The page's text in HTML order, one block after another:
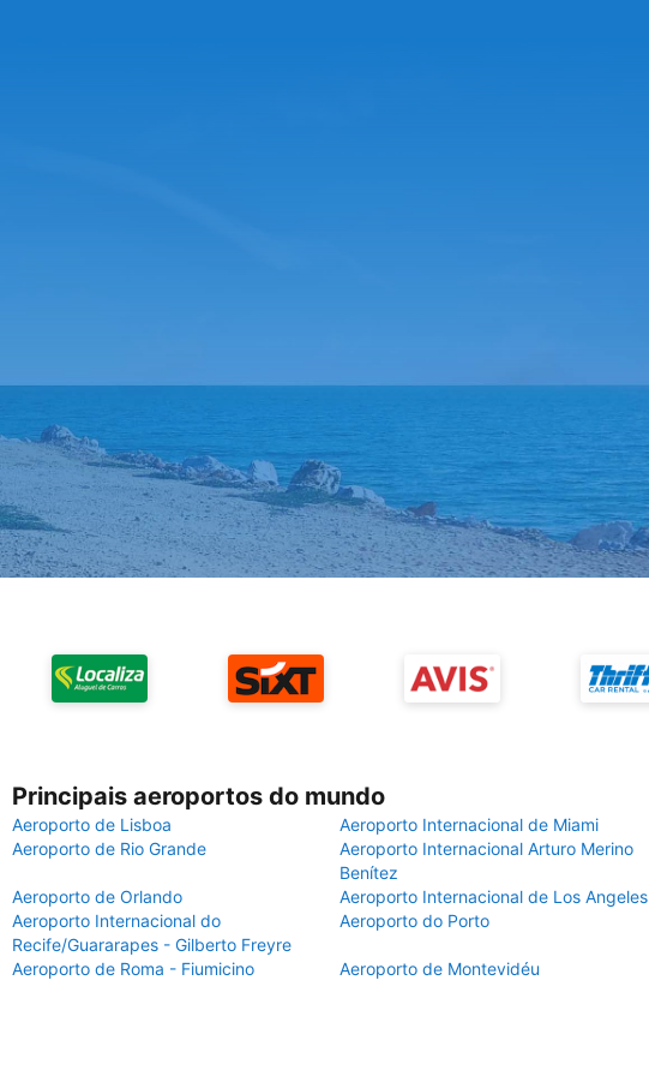
Principais aeroportos do mundo
Aeroporto de Lisboa
Aeroporto Internacional de Miami
Aeroporto de Rio Grande
Aeroporto Internacional Arturo Merino
Benítez
Aeroporto de Orlando
Aeroporto Internacional de Los Angeles
Aeroporto Internacional do
Recife/Guararapes - Gilberto Freyre
Aeroporto do Porto
Aeroporto de Roma - Fiumicino Aeroporto de Montevidéu